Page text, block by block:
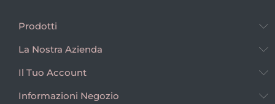
Prodotti
La Nostra Azienda
Il Tuo Account
Informazioni Negozio